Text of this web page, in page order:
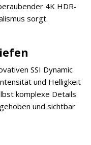
4K HDR-
sorgt.
SSI Dynamic
und Helligkeit
komplexe Details
und sichtbar